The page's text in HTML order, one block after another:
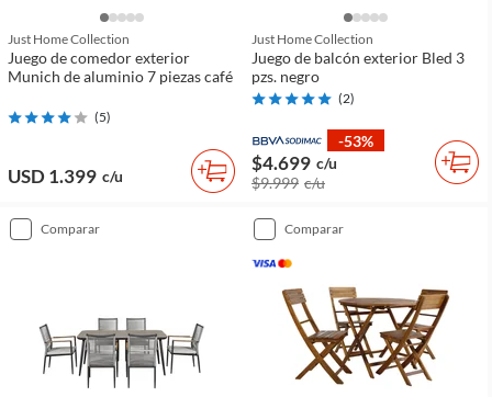
Just Home Collection
Juego de comedor exterior
Munich de aluminio 7 piezas café
(5)
USD 1.399 c/u
Just Home Collection
Juego de balcón exterior Bled 3
pzs. negro
(2)
-53%
$4.699 c/u
$9.999 c/u
comparar comparar